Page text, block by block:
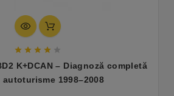
    
K+DCAN – Diagnoză completă
autoturisme 1998–2008